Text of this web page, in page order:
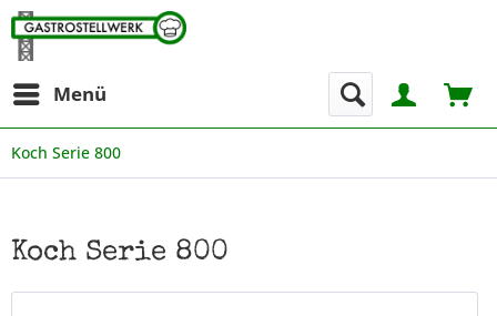
Menü
Koch Serie 800
Koch Serie 800